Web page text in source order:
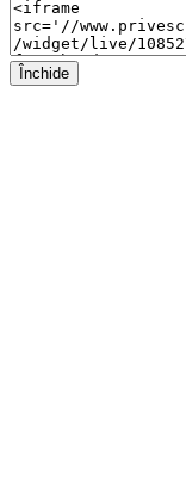
Închide